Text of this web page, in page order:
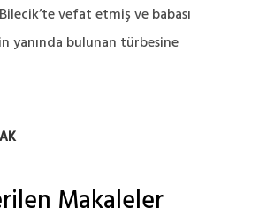
vefat etmiş ve babası
yanında bulunan türbesine
Makaleler